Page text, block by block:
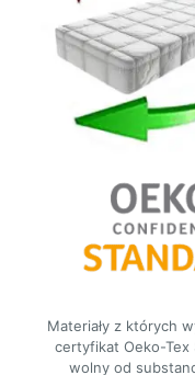
Materiały z których
certyfikat Oeko-Tex
wolny od